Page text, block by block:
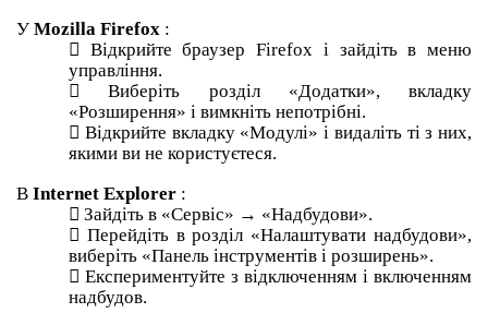
У Mozilla Firefox :
 Відкрийте браузер Firefox і зайдіть в меню
управління.
Виберіть розділ «Додатки», вкладку
«Розширення» і вимкніть непотрібні.
 Відкрийте вкладку «Модулі» і видаліть ті з них,
якими ви не користуєтеся.
В Internet Explorer :
 Зайдіть в «Сервіс» → «Надбудови».
 Перейдіть в розділ «Налаштувати надбудови»,
виберіть «Панель інструментів і розширень».
 Експериментуйте з відключенням і включенням
надбудов.